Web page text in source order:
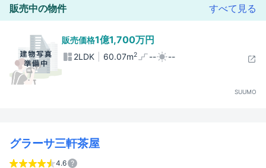
販売中の物件 すべて見る
販売価格1億1,700万円
2LDK 60.07m2 -- --
SUUMO
グラーサ三軒茶屋
4.6